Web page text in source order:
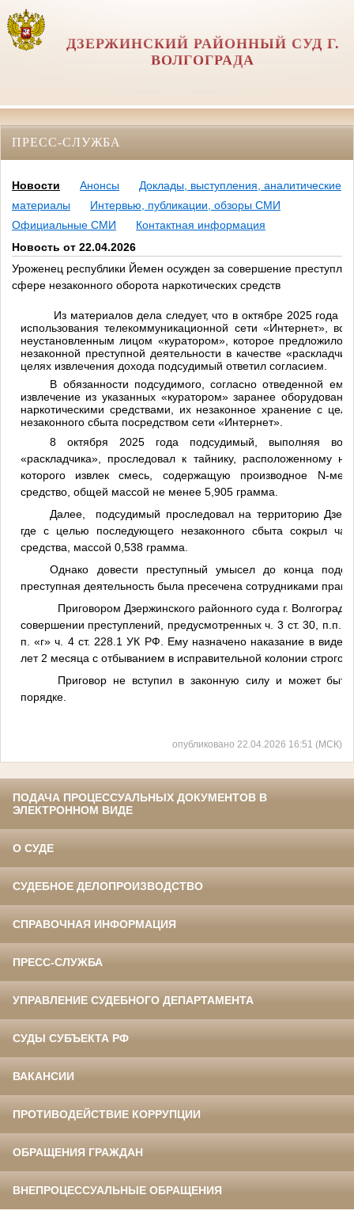
ДЗЕРЖИНСКИЙ РАЙОННЫЙ СУД Г.
ВОЛГОГРАДА
ПРЕСС-СЛУЖБА
Новости Анонсы
Доклады, выступления, аналитические
материалы
Интервью, публикации, обзоры СМИ
Официальные СМИ
Контактная информация
Новость от 22.04.2026
Уроженец республики Йемен осужден за совершение
сфере незаконного оборота наркотических средств
Из материалов дела следует, что в октябре 2025 года
использования телекоммуникационной сети «Интернет»,
неустановленным лицом «куратором», которое предложило
незаконной преступной деятельности в качестве
целях извлечения дохода подсудимый ответил согласием.
В обязанности подсудимого, согласно отведенной
извлечение из указанных «куратором» заранее
наркотическими средствами, их незаконное хранение с
незаконного сбыта посредством сети «Интернет».
8 октября 2025 года подсудимый, выполняя
«раскладчика», проследовал к тайнику, расположенному
которого извлек смесь, содержащую производное N-
средство, общей массой не менее 5,905 грамма.
Далее,
подсудимый проследовал на территорию
где с целью последующего незаконного сбыта сокрыл
средства, массой 0,538 грамма.
Однако довести преступный умысел до конца
преступная деятельность была пресечена сотрудниками
Приговором Дзержинского районного суда г.
совершении преступлений, предусмотренных ч. 3 ст. 30, п.п.
п. «г» ч. 4 ст. 228.1 УК РФ. Ему назначено наказание в виде
лет 2 месяца с отбыванием в исправительной колонии
Приговор не вступил в законную силу и может
порядке.
опубликовано 22.04.2026 16:51 (МСК)
ПОДАЧА ПРОЦЕССУАЛЬНЫХ ДОКУМЕНТОВ В
ЭЛЕКТРОННОМ ВИДЕ
О СУДЕ
СУДЕБНОЕ ДЕЛОПРОИЗВОДСТВО
СПРАВОЧНАЯ ИНФОРМАЦИЯ
ПРЕСС-СЛУЖБА
УПРАВЛЕНИЕ СУДЕБНОГО ДЕПАРТАМЕНТА
СУДЫ СУБЪЕКТА РФ
ВАКАНСИИ
ПРОТИВОДЕЙСТВИЕ КОРРУПЦИИ
ОБРАЩЕНИЯ ГРАЖДАН
ВНЕПРОЦЕССУАЛЬНЫЕ ОБРАЩЕНИЯ